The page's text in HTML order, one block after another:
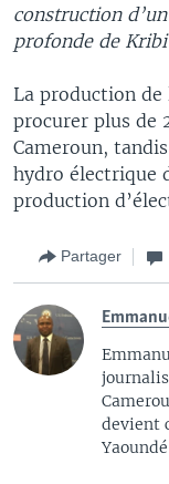
construction
profonde de
La production
procurer plus de
Cameroun,
hydro électrique
production
Partager
devient